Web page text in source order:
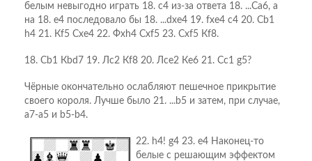
белым невыгодно играть 18. с4 из-за ответа 18. ...Са6, а
на 18. е4 последовало бы 18. ...dхе4 19. fхе4 с4 20. Сb1
h4 21. Кf5 Схе4 22. Фхh4 Схf5 23. Схf5 Кf8.
18. Сb1 Кbd7 19. Лc2 Кf8 20. Лce2 Кe6 21. Сc1 g5?
Чёрные окончательно ослабляют пешечное прикрытие
своего короля. Лучше было 21. ...b5 и затем, при случае,
а7-а5 и b5-b4.
22. h4! g4 23. e4 Наконец-то
белые с решающим эффектом